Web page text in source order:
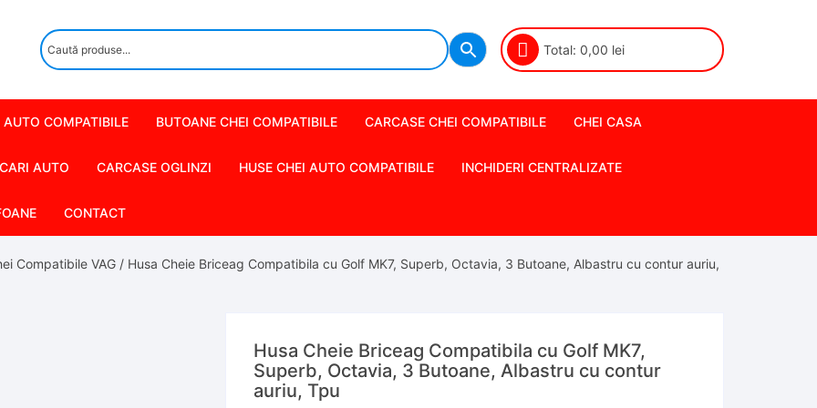
Total: 0,00 lei
AUTO COMPATIBILE BUTOANE CHEI COMPATIBILE CARCASE CHEI COMPATIBILE CHEI CASA
AUTO CARCASE OGLINZI HUSE CHEI AUTO COMPATIBILE INCHIDERI CENTRALIZATE
CONTACT
Compatibile VAG / Husa Cheie Briceag Compatibila cu Golf MK7, Superb, Octavia, 3 Butoane, Albastru cu contur auriu,
Husa Cheie Briceag Compatibila cu Golf MK7,
Superb, Octavia, 3 Butoane, Albastru cu contur
auriu, Tpu